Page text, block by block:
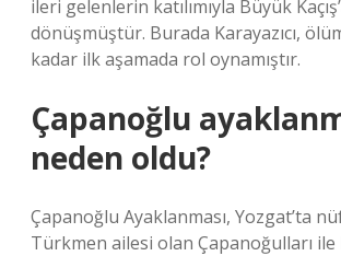
ileri gelenlerin katılımıyla Büyük
dönüşmüştür. Burada Karayazıcı,
kadar ilk aşamada rol oynamıştır.
Çapanoğlu
neden oldu?
Çapanoğlu Ayaklanması, Yozgat’ta
Türkmen ailesi olan Çapanoğulları